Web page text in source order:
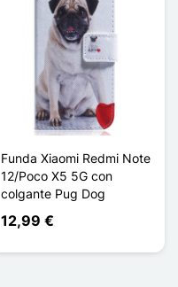
Funda Xiaomi Redmi Note
12/Poco X5 5G con
colgante Pug Dog
12,99 €